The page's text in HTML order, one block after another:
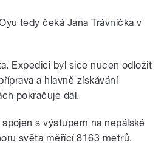
tedy čeká Jana Trávníčka v
Expedici byl sice nucen odložit
a hlavně získávání
pokračuje dál.
s výstupem na nepálské
světa měřící 8163 metrů.